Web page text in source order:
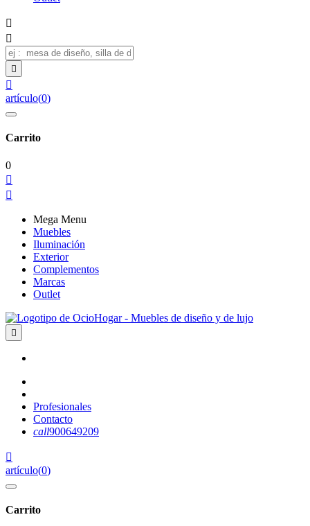




artículo(0)
Carrito
0


Mega Menu
Muebles
Iluminación
Exterior
Complementos
Marcas
Outlet

Profesionales
Contacto
call900649209

artículo(0)
Carrito